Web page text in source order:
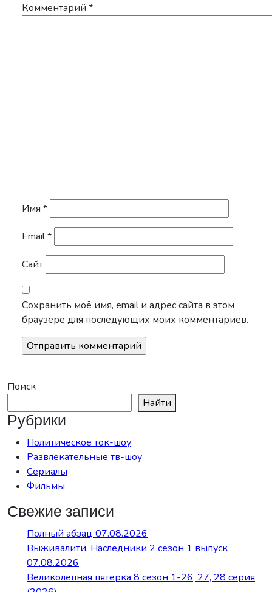
Комментарий *
Имя *
Email*
Сайт
Сохранить моё имя, email и адрес сайта в этом
браузере для последующих моих комментариев.
Поиск
Найти
Рубрики
Политическое ток-шоу
Развлекательные тв-шоу
Сериалы
Фильмы
Свежие записи
Полный абзац 07.08.2026
Выживалити. Наследники 2 сезон 1 выпуск
07.08.2026
Великолепная пятерка 8 сезон 1-26, 27, 28 серия